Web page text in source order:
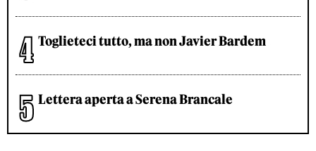
Toglieteci tutto, ma non Javier Bardem
Lettera aperta a Serena Brancale